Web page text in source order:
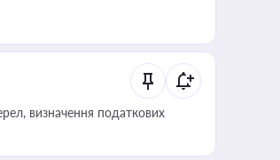
визначення податкових